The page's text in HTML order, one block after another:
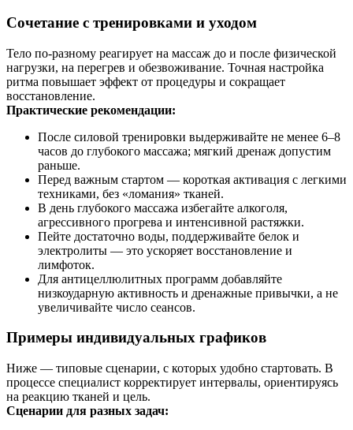
Сочетание с тренировками и уходом
Тело по-разному реагирует на массаж до и после физической
нагрузки, на перегрев и обезвоживание. Точная настройка
ритма повышает эффект от процедуры и сокращает
восстановление.
Практические рекомендации:
После силовой тренировки выдерживайте не менее 6–8
часов до глубокого массажа; мягкий дренаж допустим
раньше.
Перед важным стартом — короткая активация с легкими
техниками, без «ломания» тканей.
В день глубокого массажа избегайте алкоголя,
агрессивного прогрева и интенсивной растяжки.
Пейте достаточно воды, поддерживайте белок и
электролиты — это ускоряет восстановление и
лимфоток.
Для антицеллюлитных программ добавляйте
низкоударную активность и дренажные привычки, а не
увеличивайте число сеансов.
Примеры индивидуальных графиков
Ниже — типовые сценарии, с которых удобно стартовать. В
процессе специалист корректирует интервалы, ориентируясь
на реакцию тканей и цель.
Сценарии для разных задач: